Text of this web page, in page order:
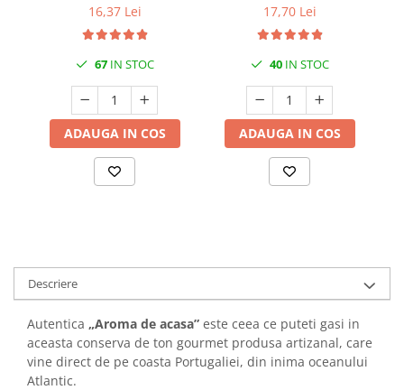
16,37 Lei
67IN STOC
ADAUGA IN COS
17,70 Lei
40IN STOC
ADAUGA IN COS
Descriere
Autentica „Aroma de acasa” este ceea ce puteti gasi in
aceasta conserva de ton gourmet produsa artizanal, care
vine direct de pe coasta Portugaliei, din inima oceanului
Atlantic.